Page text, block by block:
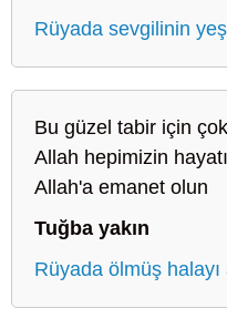
Rüyada sevgilinin
Bu güzel tabir için
Allah hepimizin
Allah'a emanet olun
Tuğba yakın
Rüyada ölmüş